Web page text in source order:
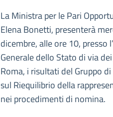
La Ministra per le Pari
Elena Bonetti, presenterà
dicembre, alle ore 10, presso
Generale dello Stato di via
Roma, i risultati del Gruppo
sul Riequilibrio della
nei procedimenti di nomina.